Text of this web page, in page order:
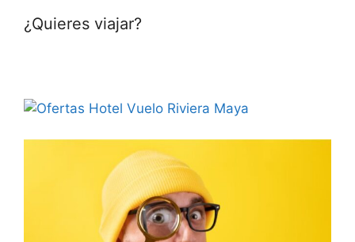
¿Quieres viajar?